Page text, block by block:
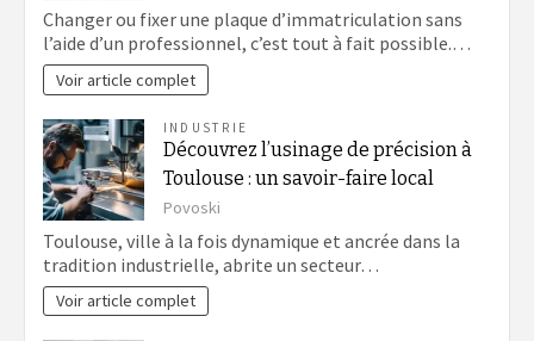
Changer ou fixer une plaque d’immatriculation sans
l’aide d’un professionnel, c’est tout à fait possible.…
Voir article complet
INDUSTRIE
Découvrez l’usinage de précision à
Toulouse : un savoir-faire local
Povoski
Toulouse, ville à la fois dynamique et ancrée dans la
tradition industrielle, abrite un secteur…
Voir article complet